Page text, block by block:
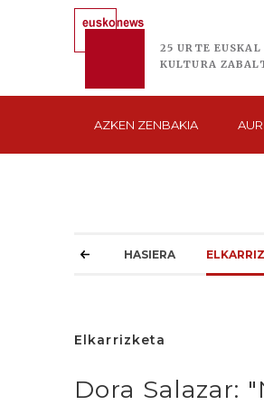
25 URTE EUSKAL
KULTURA
AZKEN ZENBAKIA
HASIERA
Elkarrizketa
Dora Salazar: